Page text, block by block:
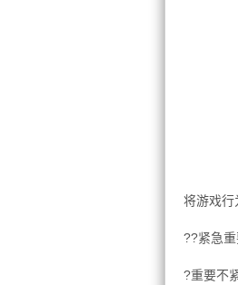
将游戏行
??紧急
?重要不